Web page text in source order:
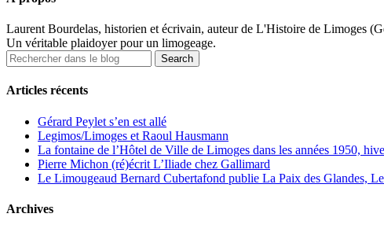
Laurent Bourdelas, historien et écrivain, auteur de L'Histoire de Limoges
Un véritable plaidoyer pour un limogeage.
Articles récents
Gérard Peylet s’en est allé
Legimos/Limoges et Raoul Hausmann
La fontaine de l’Hôtel de Ville de Limoges dans les années 1950,
Pierre Michon (ré)écrit L’Iliade chez Gallimard
Le Limougeaud Bernard Cubertafond publie La Paix des Glandes,
Archives